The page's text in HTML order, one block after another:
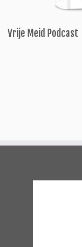
Vrije Meid Podcast